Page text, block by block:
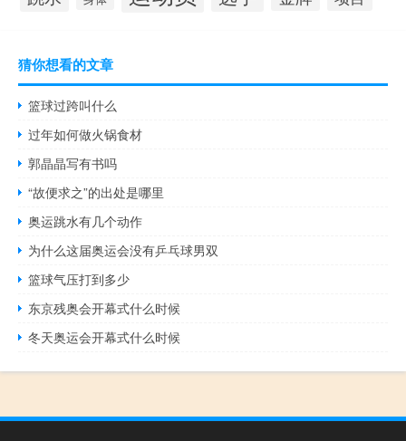
猜你想看的文章
篮球过跨叫什么
过年如何做火锅食材
郭晶晶写有书吗
“故便求之”的出处是哪里
奥运跳水有几个动作
为什么这届奥运会没有乒乓球男双
篮球气压打到多少
东京残奥会开幕式什么时候
冬天奥运会开幕式什么时候